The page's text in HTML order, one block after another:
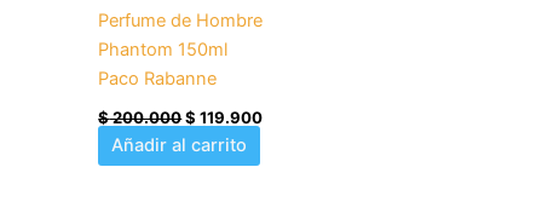
Perfume de Hombre
Phantom 150ml
Paco Rabanne
$200.000$ 119.900
Añadir al carrito